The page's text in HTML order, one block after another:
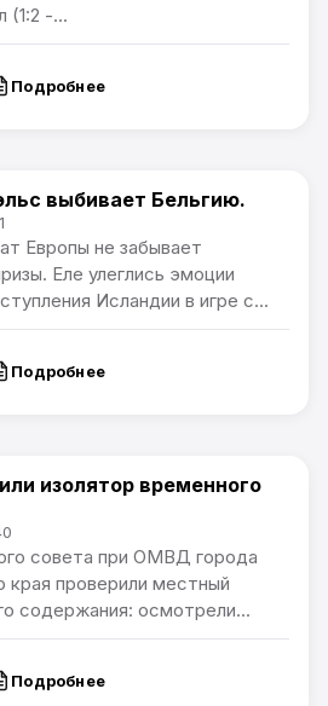
(1:2 -...
Подробнее
выбивает Бельгию.
Европы не забывает
Еле улеглись эмоции
Исландии в игре с...
Подробнее
изолятор временного
совета при ОМВД города
проверили местный
содержания: осмотрели...
Подробнее